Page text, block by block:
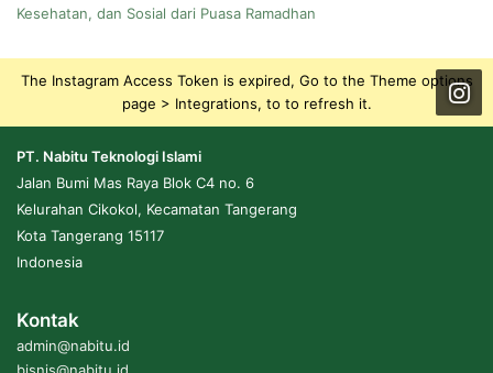
Kesehatan, dan Sosial dari Puasa Ramadhan
The Instagram Access Token is expired, Go to the Theme options
page > Integrations, to to refresh it.
PT. Nabitu Teknologi Islami
Jalan Bumi Mas Raya Blok C4 no. 6
Kelurahan Cikokol, Kecamatan Tangerang
Kota Tangerang 15117
Indonesia
Kontak
admin@nabitu.id
bisnis@nabitu.id